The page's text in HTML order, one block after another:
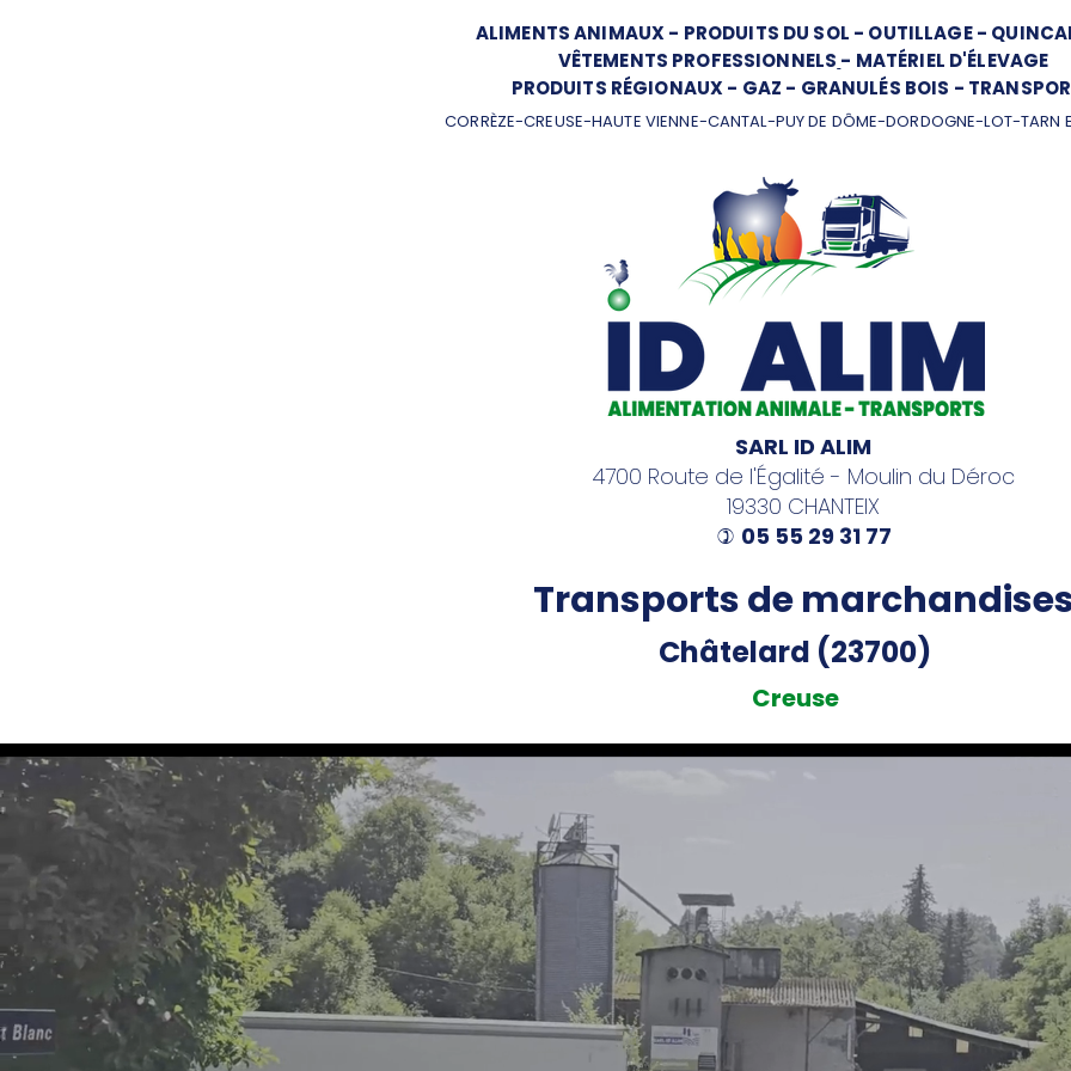
ALIMENTS ANIMAUX- PRODUITS DU SOL - OUTILLAGE-
VÊTEMENTS PROFESSIONNELS - MATÉRIEL D'ÉLEVAGE
PRODUITS RÉGIONAUX- GAZ - GRANULÉS BOIS -
CORRÈZE-CREUSE-HAUTE VIENNE-CANTAL-PUY DE DÔME-DORDOGNE-LOT-TARN
SARL ID ALIM
4700 Route de l'Égalité - Moulin du Déroc
19330 CHANTEIX
) 05 55 29 31 77
Transports de
Châtelard (23700)
Creuse